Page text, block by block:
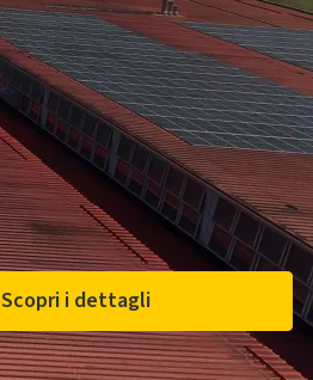
Scopri i dettagli